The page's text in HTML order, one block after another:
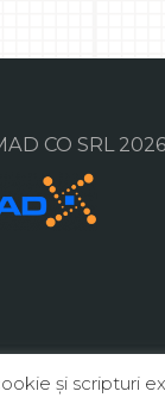
CO SRL 2026
şi scripturi